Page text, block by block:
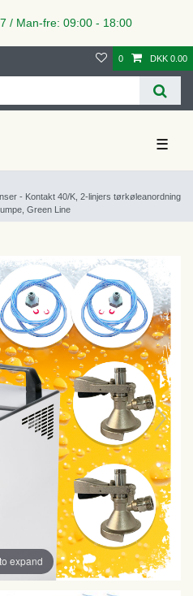
/ Man-fre: 09:00 - 18:00
0 DKK 0.00
☰
- Kontakt 40/K, 2-linjers tørkøleanordning
Green Line
expand